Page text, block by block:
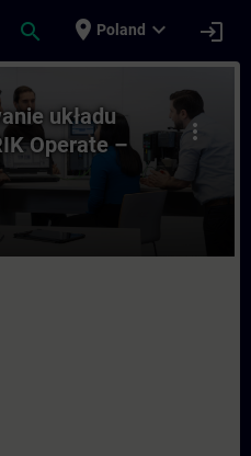
search place Poland expand_more login
more_vert
układu
Operate –